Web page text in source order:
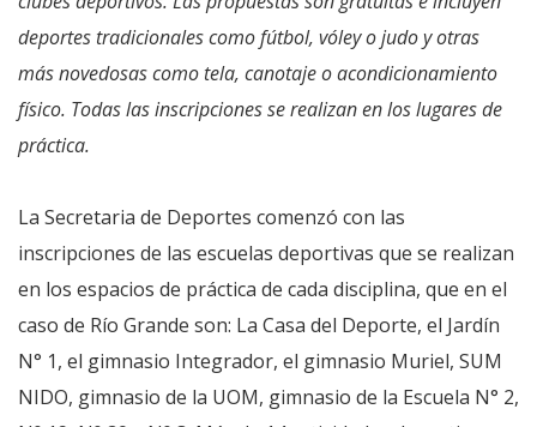
deportes tradicionales como fútbol, vóley o judo y otras
más novedosas como tela, canotaje o acondicionamiento
físico. Todas las inscripciones se realizan en los lugares de
práctica.
La Secretaria de Deportes comenzó con las
inscripciones de las escuelas deportivas que se realizan
en los espacios de práctica de cada disciplina, que en el
caso de Río Grande son: La Casa del Deporte, el Jardín
N° 1, el gimnasio Integrador, el gimnasio Muriel, SUM
NIDO, gimnasio de la UOM, gimnasio de la Escuela N° 2,